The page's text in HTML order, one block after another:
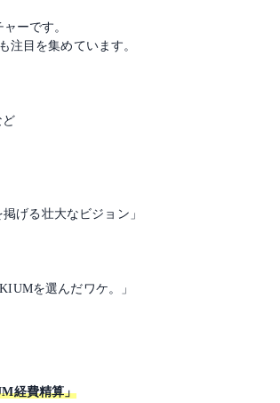
ーです。
注目を集めています。
ど
げる壮大なビジョン」
を選んだワケ。」
経費精算」